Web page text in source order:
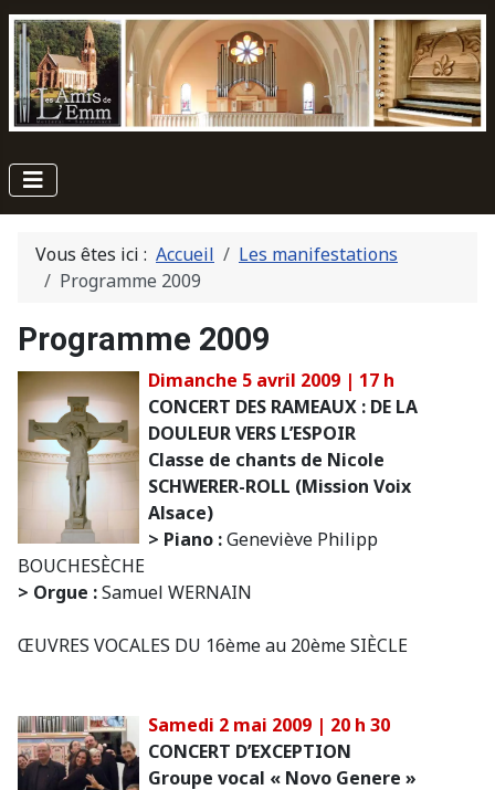
Vous êtes ici : Accueil
Les manifestations
Programme 2009
Programme 2009
Dimanche 5 avril 2009 | 17 h
CONCERT DES RAMEAUX : DE LA
DOULEUR VERS L’ESPOIR
Classe de chants de Nicole
SCHWERER-ROLL (Mission Voix
Alsace)
> Piano :Geneviève Philipp
BOUCHESÈCHE
> Orgue :Samuel WERNAIN
ŒUVRES VOCALES DU 16ème au 20ème SIÈCLE
Samedi 2 mai 2009 | 20 h 30
CONCERT D’EXCEPTION
Groupe vocal « Novo Genere »